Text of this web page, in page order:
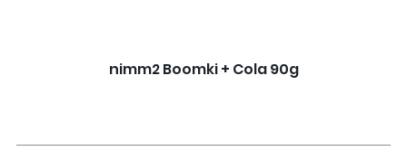
nimm2 Boomki + Cola 90g